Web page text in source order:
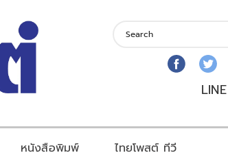
หนังสือพิมพ์ ไทยโพสต์ ทีวี